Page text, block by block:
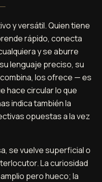
y versátil. Quien tiene
rápido, conecta
y se aburre
lenguaje preciso, su
los ofrece — es
hace circular lo que
indica también la
opuestas a la vez
se vuelve superficial o
La curiosidad
pero hueco; la